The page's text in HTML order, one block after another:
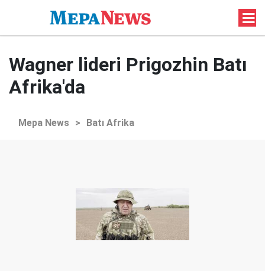
Wagner lideri Prigozhin Batı
Afrika'da
Mepa News > Batı Afrika